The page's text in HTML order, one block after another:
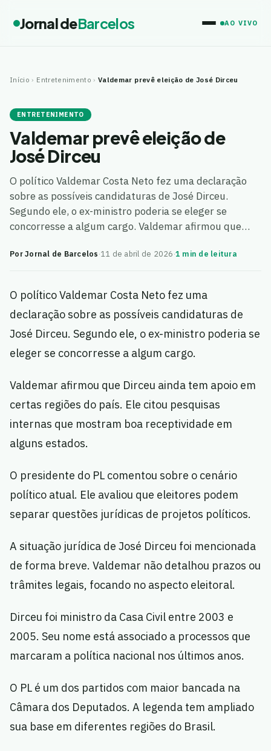
Jornal deBarcelos AO VIVO
Início › Entretenimento › Valdemar prevê eleição de José Dirceu
ENTRETENIMENTO
Valdemar prevê eleição de
José Dirceu
O político Valdemar Costa Neto fez uma declaração
sobre as possíveis candidaturas de José Dirceu.
Segundo ele, o ex-ministro poderia se eleger se
concorresse a algum cargo. Valdemar afirmou que…
Por Jornal de Barcelos·11 de abril de 2026·1 min de leitura
O político Valdemar Costa Neto fez uma
declaração sobre as possíveis candidaturas de
José Dirceu. Segundo ele, o ex-ministro poderia se
eleger se concorresse a algum cargo.
Valdemar afirmou que Dirceu ainda tem apoio em
certas regiões do país. Ele citou pesquisas
internas que mostram boa receptividade em
alguns estados.
O presidente do PL comentou sobre o cenário
político atual. Ele avaliou que eleitores podem
separar questões jurídicas de projetos políticos.
A situação jurídica de José Dirceu foi mencionada
de forma breve. Valdemar não detalhou prazos ou
trâmites legais, focando no aspecto eleitoral.
Dirceu foi ministro da Casa Civil entre 2003 e
2005. Seu nome está associado a processos que
marcaram a política nacional nos últimos anos.
O PL é um dos partidos com maior bancada na
Câmara dos Deputados. A legenda tem ampliado
sua base em diferentes regiões do Brasil.